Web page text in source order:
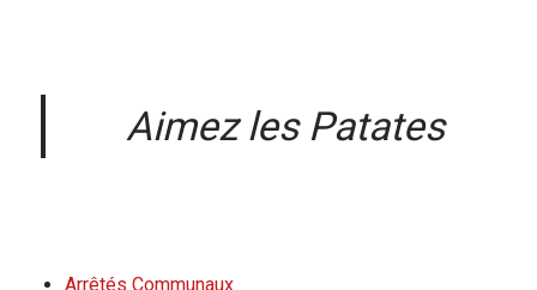
Aimez les Patates
Arrêtés Communaux